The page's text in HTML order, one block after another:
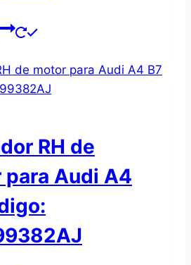
RH de
para Audi A4